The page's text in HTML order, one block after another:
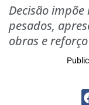
Decisão
pesados,
obras e